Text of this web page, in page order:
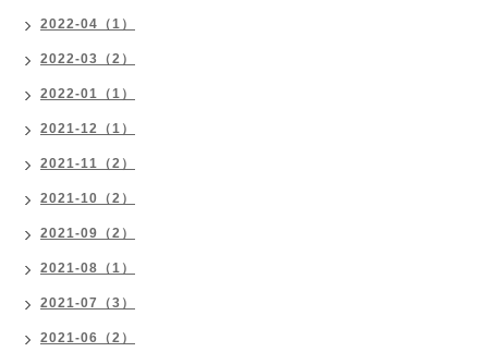
2022-04（1）
2022-03（2）
2022-01（1）
2021-12（1）
2021-11（2）
2021-10（2）
2021-09（2）
2021-08（1）
2021-07（3）
2021-06（2）